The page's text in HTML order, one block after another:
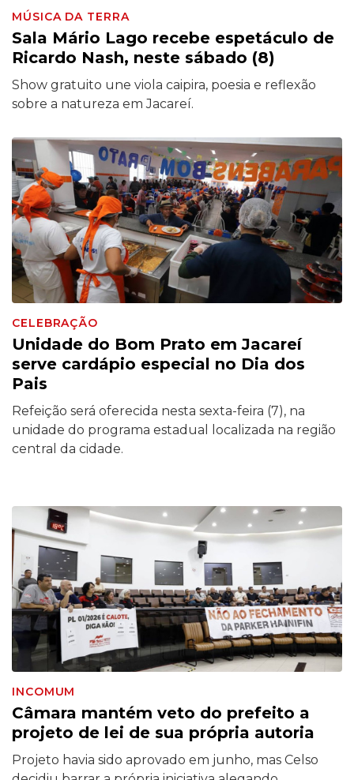
MÚSICA DA TERRA
Sala Mário Lago recebe espetáculo de
Ricardo Nash, neste sábado (8)
Show gratuito une viola caipira, poesia e reflexão
sobre a natureza em Jacareí.
CELEBRAÇÃO
Unidade do Bom Prato em Jacareí
serve cardápio especial no Dia dos
Pais
Refeição será oferecida nesta sexta-feira (7), na
unidade do programa estadual localizada na região
central da cidade.
INCOMUM
Câmara mantém veto do prefeito a
projeto de lei de sua própria autoria
Projeto havia sido aprovado em junho, mas Celso